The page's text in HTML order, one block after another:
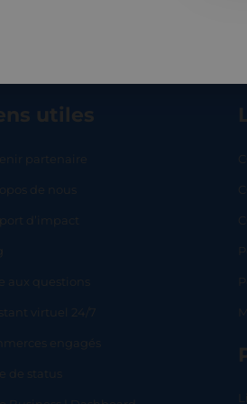
utiles
partenaire
de nous
d’impact
aux questions
virtuel 24/7
engagés
de status